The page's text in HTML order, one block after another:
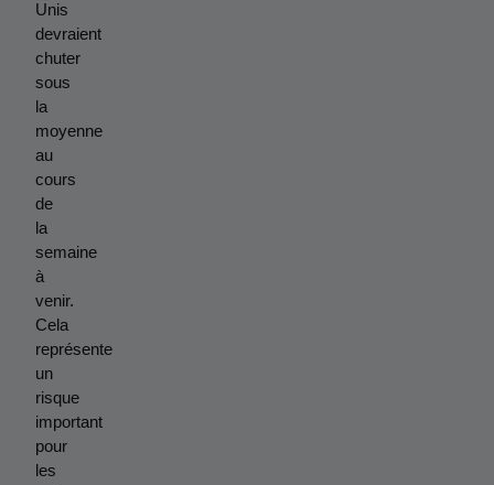
Unis
devraient
chuter
sous
la
moyenne
au
cours
de
la
semaine
à
venir.
Cela
représente
un
risque
important
pour
les